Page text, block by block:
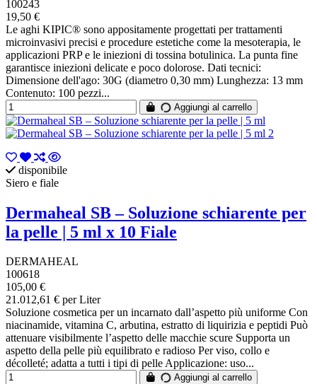
100243
19,50 €
Le aghi KIPIC® sono appositamente progettati per trattamenti
microinvasivi precisi e procedure estetiche come la mesoterapia, le
applicazioni PRP e le iniezioni di tossina botulinica. La punta fine
garantisce iniezioni delicate e poco dolorose. Dati tecnici:
Dimensione dell'ago: 30G (diametro 0,30 mm) Lunghezza: 13 mm
Contenuto: 100 pezzi...
Aggiungi al carrello
disponibile
Siero e fiale
Dermaheal SB – Soluzione schiarente per
la pelle | 5 ml x 10 Fiale
DERMAHEAL
100618
105,00 €
21.012,61 € per Liter
Soluzione cosmetica per un incarnato dall’aspetto più uniforme Con
niacinamide, vitamina C, arbutina, estratto di liquirizia e peptidi Può
attenuare visibilmente l’aspetto delle macchie scure Supporta un
aspetto della pelle più equilibrato e radioso Per viso, collo e
décolleté; adatta a tutti i tipi di pelle Applicazione: uso...
Aggiungi al carrello